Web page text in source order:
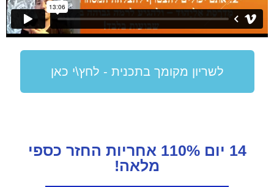
לשריון מקומך בתכנית - לחץ\י כאן
14 יום 110% אחריות החזר כספי
מלאה!